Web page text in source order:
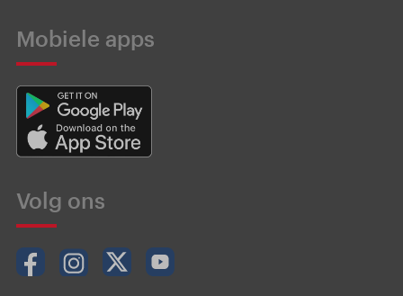
Mobiele apps
Volg ons